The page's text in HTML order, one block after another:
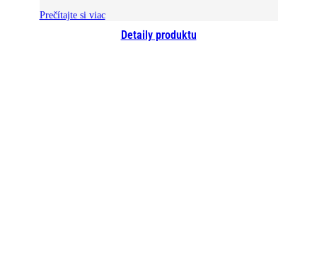
Detaily produktu
Prečítajte si viac